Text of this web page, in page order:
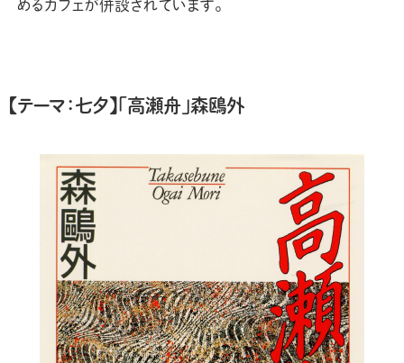
めるカフェが併設されています。
【テーマ：七夕】 高瀬舟」森鴎外